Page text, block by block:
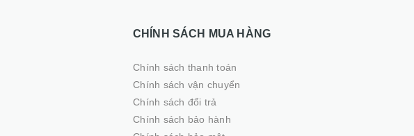
CHÍNH SÁCH MUA HÀNG
Chính sách thanh toán
Chính sách vận chuyển
Chính sách đổi trả
Chính sách bảo hành